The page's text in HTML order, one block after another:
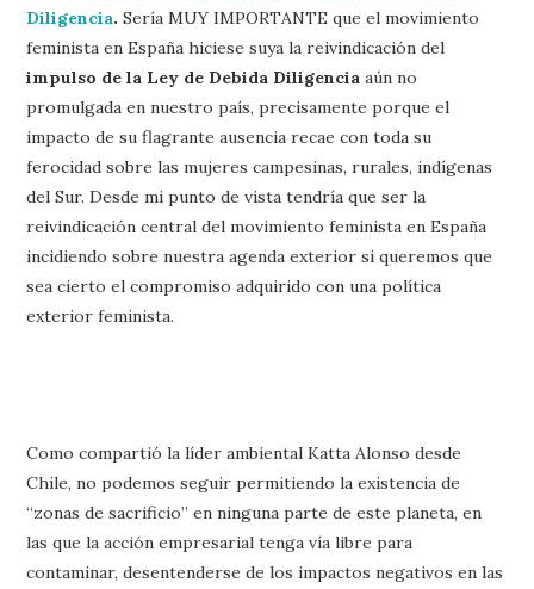
Diligencia. Sería MUY IMPORTANTE que el movimiento
feminista en España hiciese suya la reivindicación del
impulso de la Ley de Debida Diligencia aún no
promulgada en nuestro país, precisamente porque el
impacto de su flagrante ausencia recae con toda su
ferocidad sobre las mujeres campesinas, rurales, indígenas
del Sur. Desde mi punto de vista tendría que ser la
reivindicación central del movimiento feminista en España
incidiendo sobre nuestra agenda exterior si queremos que
sea cierto el compromiso adquirido con una política
exterior feminista.
Como compartió la líder ambiental Katta Alonso desde
Chile, no podemos seguir permitiendo la existencia de
“zonas de sacrificio” en ninguna parte de este planeta, en
las que la acción empresarial tenga vía libre para
contaminar, desentenderse de los impactos negativos en las